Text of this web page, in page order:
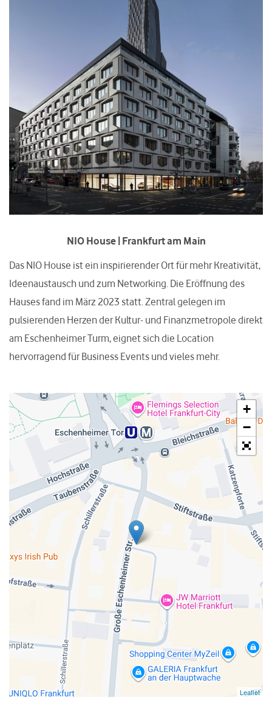
NIO House | Frankfurtam Main
Das NIO House ist ein inspirierender Ort für mehr Kreativität,
Ideenaustausch und zum Networking. Die Eröffnung des
Hauses fand im März 2023 statt. Zentral gelegen im
pulsierenden Herzen der Kultur- und Finanzmetropole direkt
am Eschenheimer Turm, eignet sich die Location
hervorragend für Business Events und vieles mehr.
+
−
Leaflet